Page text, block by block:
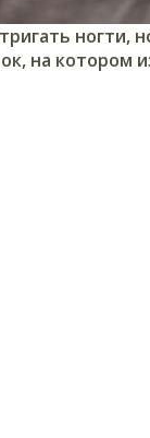
ногти,
на котором